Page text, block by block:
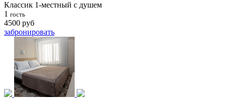
Классик 1-местный с душем
1 гость
4500 руб
забронировать